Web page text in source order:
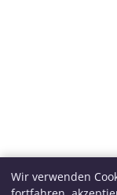
Wir verwenden